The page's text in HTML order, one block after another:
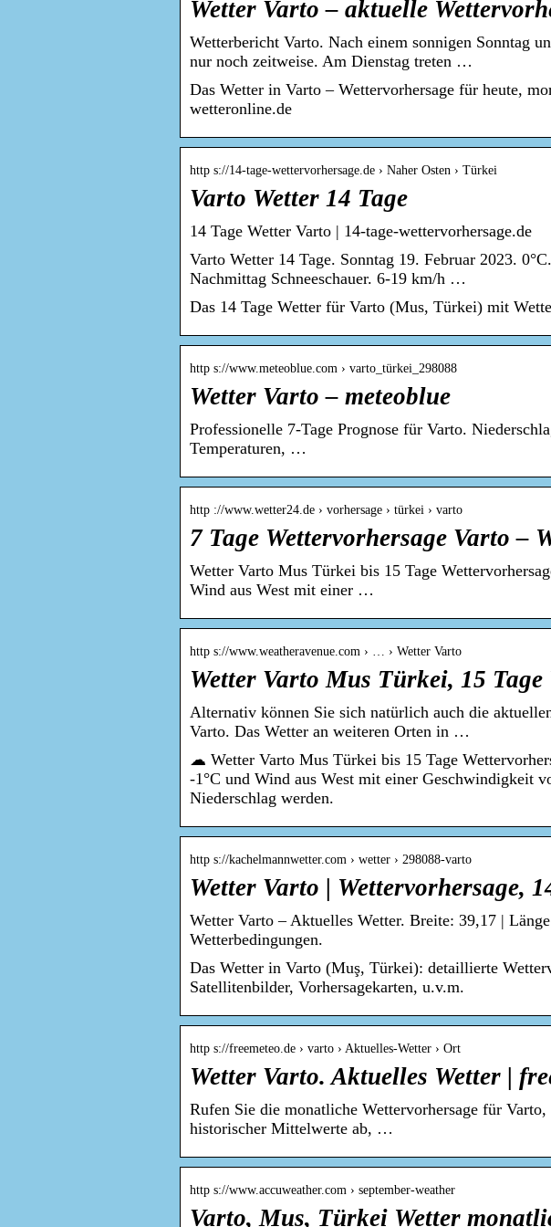
Wetter Varto – aktuelle
Wetterbericht Varto. Nach einem sonnigen Sonntag
nur noch zeitweise. Am Dienstag treten …
Das Wetter in Varto – Wettervorhersage für heute,
wetteronline.de
http s://14-tage-wettervorhersage.de › Naher Osten › Türkei
Varto Wetter 14 Tage
14 Tage Wetter Varto | 14-tage-wettervorhersage.de
Varto Wetter 14 Tage. Sonntag 19. Februar 2023.
Nachmittag Schneeschauer. 6-19 km/h …
Das 14 Tage Wetter für Varto (Mus, Türkei) mit
http s://www.meteoblue.com › varto_türkei_298088
Wetter Varto – meteoblue
Professionelle 7-Tage Prognose für Varto.
Temperaturen, …
http ://www.wetter24.de › vorhersage › türkei › varto
7 Tage Wettervorhersage Varto –
Wetter Varto Mus Türkei bis 15 Tage
Wind aus West mit einer …
http s://www.weatheravenue.com › … › Wetter Varto
Wetter Varto Mus Türkei, 15 Tage
Alternativ können Sie sich natürlich auch die
Varto. Das Wetter an weiteren Orten in …
☁ Wetter Varto Mus Türkei bis 15 Tage
-1°C und Wind aus West mit einer Geschwindigkeit
Niederschlag werden.
http s://kachelmannwetter.com › wetter › 298088-varto
Wetter Varto | Wettervorhersage,
Wetter Varto – Aktuelles Wetter. Breite: 39,17 |
Wetterbedingungen.
Das Wetter in Varto (Muş, Türkei): detaillierte
Satellitenbilder, Vorhersagekarten, u.v.m.
http s://freemeteo.de › varto › Aktuelles-Wetter › Ort
Wetter Varto. Aktuelles Wetter |
Rufen Sie die monatliche Wettervorhersage für
historischer Mittelwerte ab, …
http s://www.accuweather.com › september-weather
Varto, Mus, Türkei Wetter